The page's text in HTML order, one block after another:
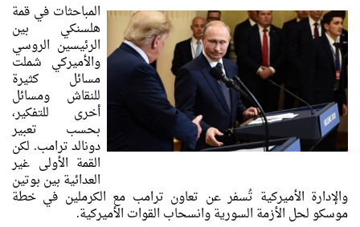
المباحثات في قمة
هلسنكي بين
الرئيسين الروسي
والأميركي شملت
مسائل كثيرة
للنقاش ومسائل
أخرى للتفكير،
بحسب تعبير
دونالد ترامب. لكن
القمة الأولى غير
العدائية بين بوتين
والإدارة الأميركية تُسفر عن تعاون ترامب مع الكرملين في خطة
موسكو لحل الأزمة السورية وانسحاب القوات الأميركية.